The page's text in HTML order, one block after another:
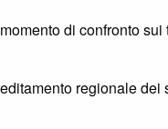
di confronto sui
regionale dei